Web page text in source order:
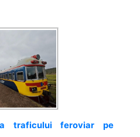
traficului feroviar pe